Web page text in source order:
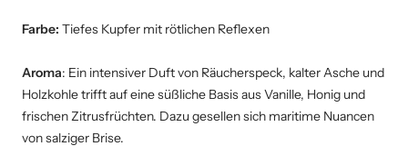
Farbe: Tiefes Kupfer mit rötlichen Reflexen
Aroma: Ein intensiver Duft von Räucherspeck, kalter Asche und
Holzkohle trifft auf eine süßliche Basis aus Vanille, Honig und
frischen Zitrusfrüchten. Dazu gesellen sich maritime Nuancen
von salziger Brise.